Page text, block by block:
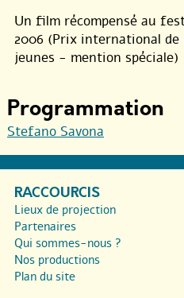
Un film récompensé au
2006 (Prix international de
jeunes - mention spéciale)
Programmation
Stefano Savona
RACCOURCIS
Lieux de projection
Partenaires
Qui sommes-nous ?
Nos productions
Plan du site